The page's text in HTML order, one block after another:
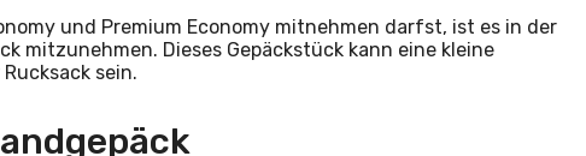
und Premium Economy mitnehmen darfst, ist es in der
mitzunehmen. Dieses Gepäckstück kann eine kleine
sein.